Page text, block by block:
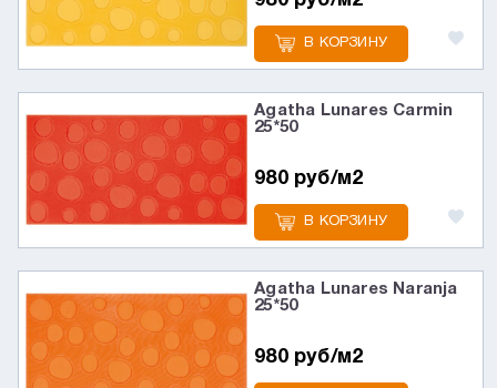
В КОРЗИНУ
Agatha Lunares Carmin
25*50
980 руб/м2
В КОРЗИНУ
Agatha Lunares Naranja
25*50
980 руб/м2